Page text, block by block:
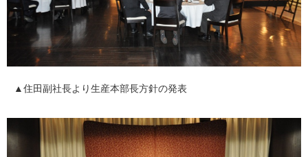
▲住田副社長より生産本部長方針の発表